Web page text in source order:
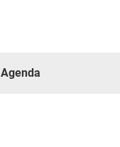
Agenda